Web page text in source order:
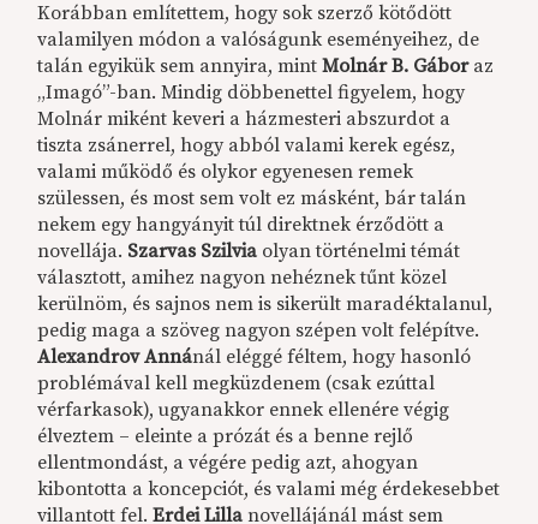
Korábban említettem, hogy sok szerző kötődött
valamilyen módon a valóságunk eseményeihez, de
talán egyikük sem annyira, mintMolnár B. Gáboraz
„Imagó”-ban. Mindig döbbenettel figyelem, hogy
Molnár miként keveri a házmesteri abszurdot a
tiszta zsánerrel, hogy abból valami kerek egész,
valami működő és olykor egyenesen remek
szülessen, és most sem volt ez másként, bár talán
nekem egy hangyányit túl direktnek érződött a
novellája. Szarvas Szilvia olyan történelmi témát
választott, amihez nagyon nehéznek tűnt közel
kerülnöm, és sajnos nem is sikerült maradéktalanul,
pedig maga a szöveg nagyon szépen volt felépítve.
Alexandrov Annánál eléggé féltem, hogy hasonló
problémával kell megküzdenem (csak ezúttal
vérfarkasok), ugyanakkor ennek ellenére végig
élveztem – eleinte a prózát és a benne rejlő
ellentmondást, a végére pedig azt, ahogyan
kibontotta a koncepciót, és valami még érdekesebbet
villantott fel.Erdei Lilla novellájánál mást sem